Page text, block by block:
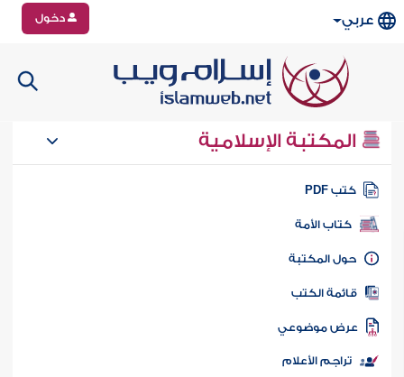
عربي دخول
المكتبة الإسلامية
كتب PDF
كتاب الأمة
المكتبة
الكتب
موضوعي